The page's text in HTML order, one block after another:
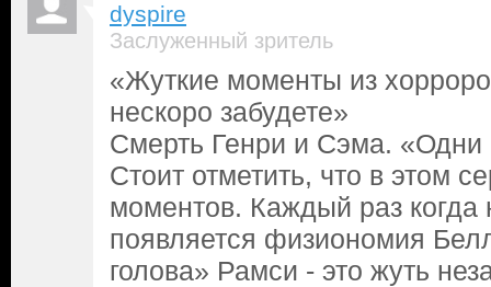
dyspire
Заслуженный зритель
«Жуткие моменты из
нескоро забудете»
Смерть Генри и Сэма. «Одни
Стоит отметить, что в этом
моментов. Каждый раз когда
появляется физиономия
голова» Рамси - это жуть